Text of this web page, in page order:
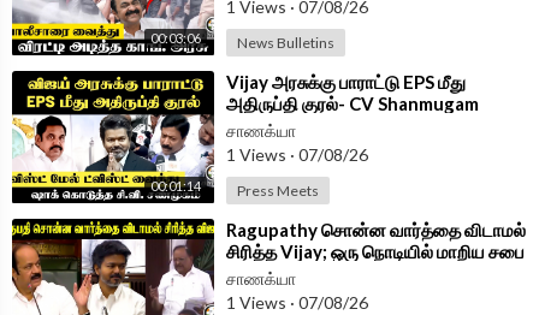
Follow Chanakyaa on Instagram -
chanakyaa_tv/?hl=en
Follow Chanakyaa on arattai -https://aratt.ai/@chanakyaa_tv
Android App -https://play.google.com/store/....apps/details?id=
com.
00:03:06
1 Views · 07/08/26
News Bulletins
00:01:14
⁣Vijay அரசுக்கு பாராட்டு EPS மீது
அதிருப்தி குரல்- CV Shanmugam
PressMeet | ADMK | TVK |
சாணக்யா
1 Views · 07/08/26
Press Meets
⁣Ragupathy சொன்ன வார்த்தை விடாமல்
சிரித்த Vijay; ஒரு நொடியில் மாறிய சபை
| TN Assembly 2026
சாணக்யா
1 Views · 07/08/26